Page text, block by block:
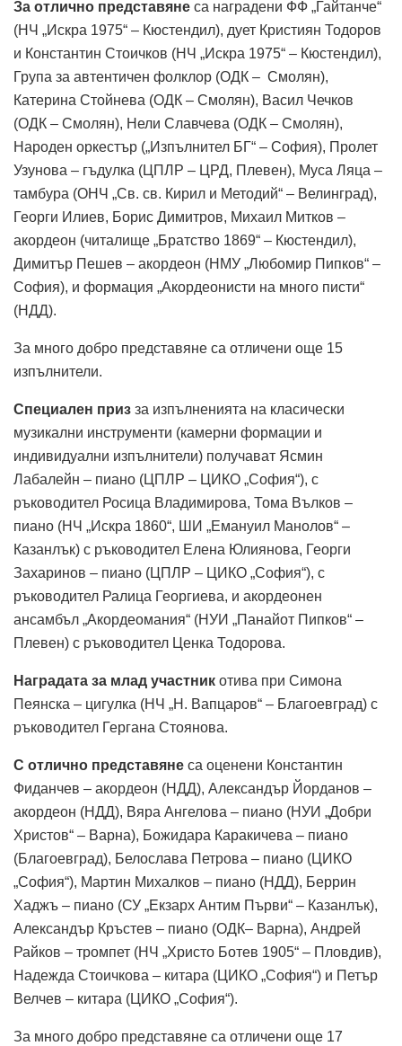
За отлично представяне са наградени ФФ „Гайтанче“
(НЧ „Искра 1975“ – Кюстендил), дует Кристиян Тодоров
и Константин Стоичков (НЧ „Искра 1975“ – Кюстендил),
Група за автентичен фолклор (ОДК – Смолян),
Катерина Стойнева (ОДК – Смолян), Васил Чечков
(ОДК – Смолян), Нели Славчева (ОДК – Смолян),
Народен оркестър („Изпълнител БГ“ – София), Пролет
Узунова – гъдулка (ЦПЛР – ЦРД, Плевен), Муса Ляца –
тамбура (ОНЧ „Св. св. Кирил и Методий“ – Велинград),
Георги Илиев, Борис Димитров, Михаил Митков –
акордеон (читалище „Братство 1869“ – Кюстендил),
Димитър Пешев – акордеон (НМУ „Любомир Пипков“ –
София), и формация „Акордеонисти на много писти“
(НДД).
За много добро представяне са отличени още 15
изпълнители.
Специален приз за изпълненията на класически
музикални инструменти (камерни формации и
индивидуални изпълнители) получават Ясмин
Лабалейн – пиано (ЦПЛР – ЦИКО „София“), с
ръководител Росица Владимирова, Тома Вълков –
пиано (НЧ „Искра 1860“, ШИ „Емануил Манолов“ –
Казанлък) с ръководител Елена Юлиянова, Георги
Захаринов – пиано (ЦПЛР – ЦИКО „София“), с
ръководител Ралица Георгиева, и акордеонен
ансамбъл „Акордеомания“ (НУИ „Панайот Пипков“ –
Плевен) с ръководител Ценка Тодорова.
Наградата за млад участник отива при Симона
Пеянска – цигулка (НЧ „Н. Вапцаров“ – Благоевград) с
ръководител Гергана Стоянова.
С отлично представяне са оценени Константин
Фиданчев – акордеон (НДД), Александър Йорданов –
акордеон (НДД), Вяра Ангелова – пиано (НУИ „Добри
Христов“ – Варна), Божидара Каракичева – пиано
(Благоевград), Белослава Петрова – пиано (ЦИКО
„София“), Мартин Михалков – пиано (НДД), Беррин
Хаджъ – пиано (СУ „Екзарх Антим Първи“ – Казанлък),
Александър Кръстев – пиано (ОДК– Варна), Андрей
Райков – тромпет (НЧ „Христо Ботев 1905“ – Пловдив),
Надежда Стоичкова – китара (ЦИКО „София“) и Петър
Велчев – китара (ЦИКО „София“).
За много добро представяне са отличени още 17